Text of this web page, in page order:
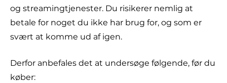
og streamingtjenester. Du risikerer nemlig at
betale for noget du ikke har brug for, og som er
svært at komme ud af igen.
Derfor anbefales det at undersøge følgende, før du
køber: